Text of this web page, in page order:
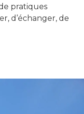
pratiques
d’échanger, de